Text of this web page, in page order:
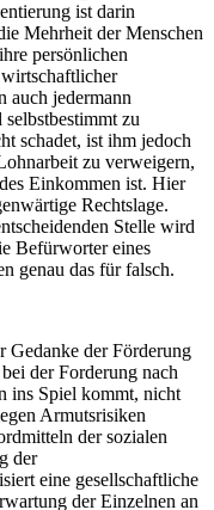
ist darin
Mehrheit der Menschen
persönlichen
auch jedermann
zu
schadet, ist ihm jedoch
zu verweigern,
Einkommen ist. Hier
Rechtslage.
Stelle wird
Befürworter eines
genau das für falsch.
Gedanke der Förderung
der Forderung nach
ins Spiel kommt, nicht
Armutsrisiken
der sozialen
der
eine gesellschaftliche
der Einzelnen an